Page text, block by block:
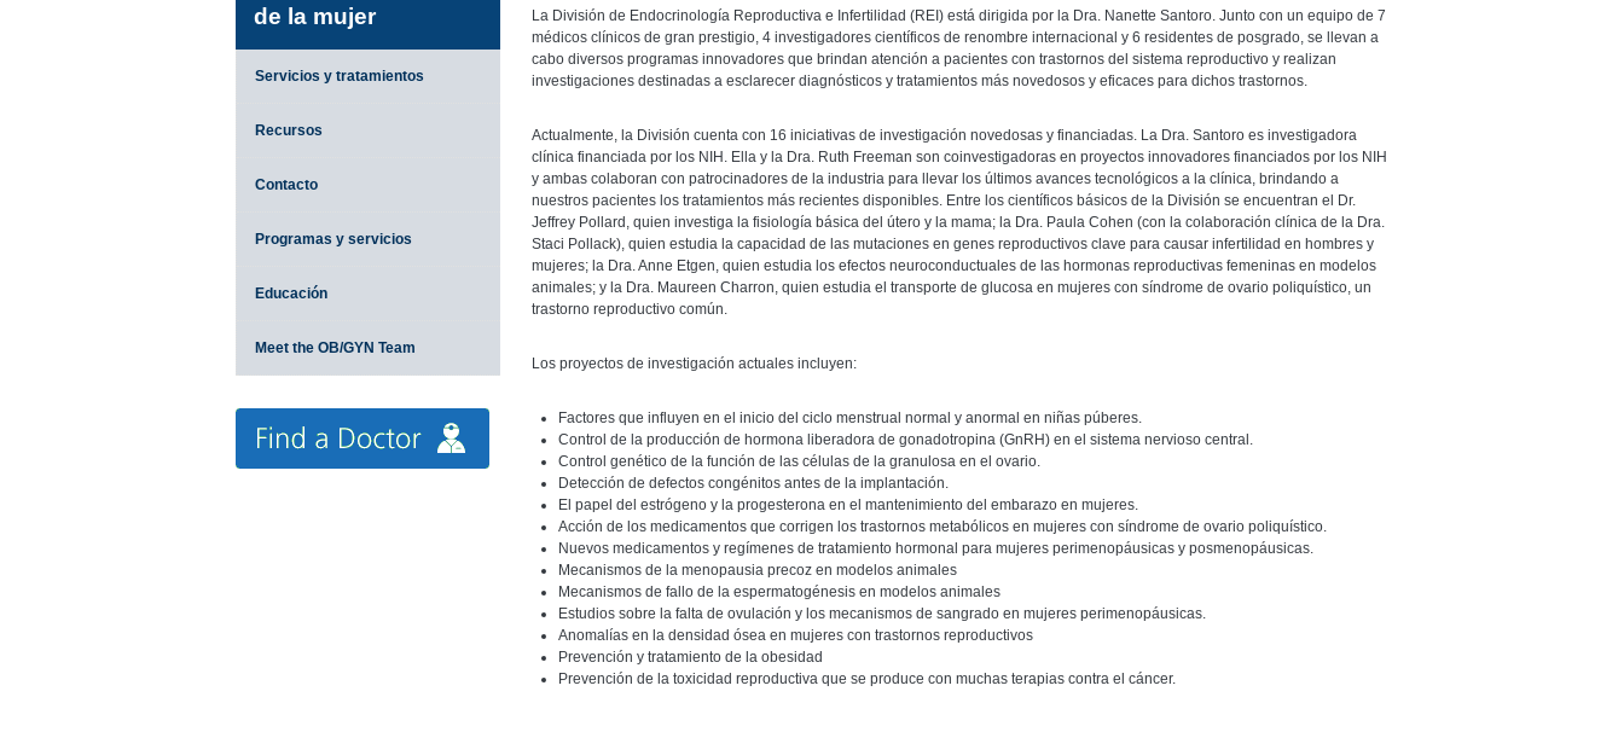
La División de Endocrinología Reproductiva e Infertilidad (REI) está dirigida por la Dra. Nanette Santoro. Junto con un equipo de 7
médicos clínicos de gran prestigio, 4 investigadores científicos de renombre internacional y 6 residentes de posgrado, se llevan a
cabo diversos programas innovadores que brindan atención a pacientes con trastornos del sistema reproductivo y realizan
investigaciones destinadas a esclarecer diagnósticos y tratamientos más novedosos y eficaces para dichos trastornos.
Actualmente, la División cuenta con 16 iniciativas de investigación novedosas y financiadas. La Dra. Santoro es investigadora
clínica financiada por los NIH. Ella y la Dra. Ruth Freeman son coinvestigadoras en proyectos innovadores financiados por los NIH
y ambas colaboran con patrocinadores de la industria para llevar los últimos avances tecnológicos a la clínica, brindando a
nuestros pacientes los tratamientos más recientes disponibles. Entre los científicos básicos de la División se encuentran el Dr.
Jeffrey Pollard, quien investiga la fisiología básica del útero y la mama; la Dra. Paula Cohen (con la colaboración clínica de la Dra.
Staci Pollack), quien estudia la capacidad de las mutaciones en genes reproductivos clave para causar infertilidad en hombres y
mujeres; la Dra. Anne Etgen, quien estudia los efectos neuroconductuales de las hormonas reproductivas femeninas en modelos
animales; y la Dra. Maureen Charron, quien estudia el transporte de glucosa en mujeres con síndrome de ovario poliquístico, un
trastorno reproductivo común.
Los proyectos de investigación actuales incluyen:
Factores que influyen en el inicio del ciclo menstrual normal y anormal en niñas púberes.
Control de la producción de hormona liberadora de gonadotropina (GnRH) en el sistema nervioso central.
Control genético de la función de las células de la granulosa en el ovario.
Detección de defectos congénitos antes de la implantación.
El papel del estrógeno y la progesterona en el mantenimiento del embarazo en mujeres.
Acción de los medicamentos que corrigen los trastornos metabólicos en mujeres con síndrome de ovario poliquístico.
Nuevos medicamentos y regímenes de tratamiento hormonal para mujeres perimenopáusicas y posmenopáusicas.
Mecanismos de la menopausia precoz en modelos animales
Mecanismos de fallo de la espermatogénesis en modelos animales
Estudios sobre la falta de ovulación y los mecanismos de sangrado en mujeres perimenopáusicas.
Anomalías en la densidad ósea en mujeres con trastornos reproductivos
Prevención y tratamiento de la obesidad
Prevención de la toxicidad reproductiva que se produce con muchas terapias contra el cáncer.
de la mujer
Servicios y tratamientos
Recursos
Contacto
Programas y servicios
Educación
Meet the OB/GYN Team